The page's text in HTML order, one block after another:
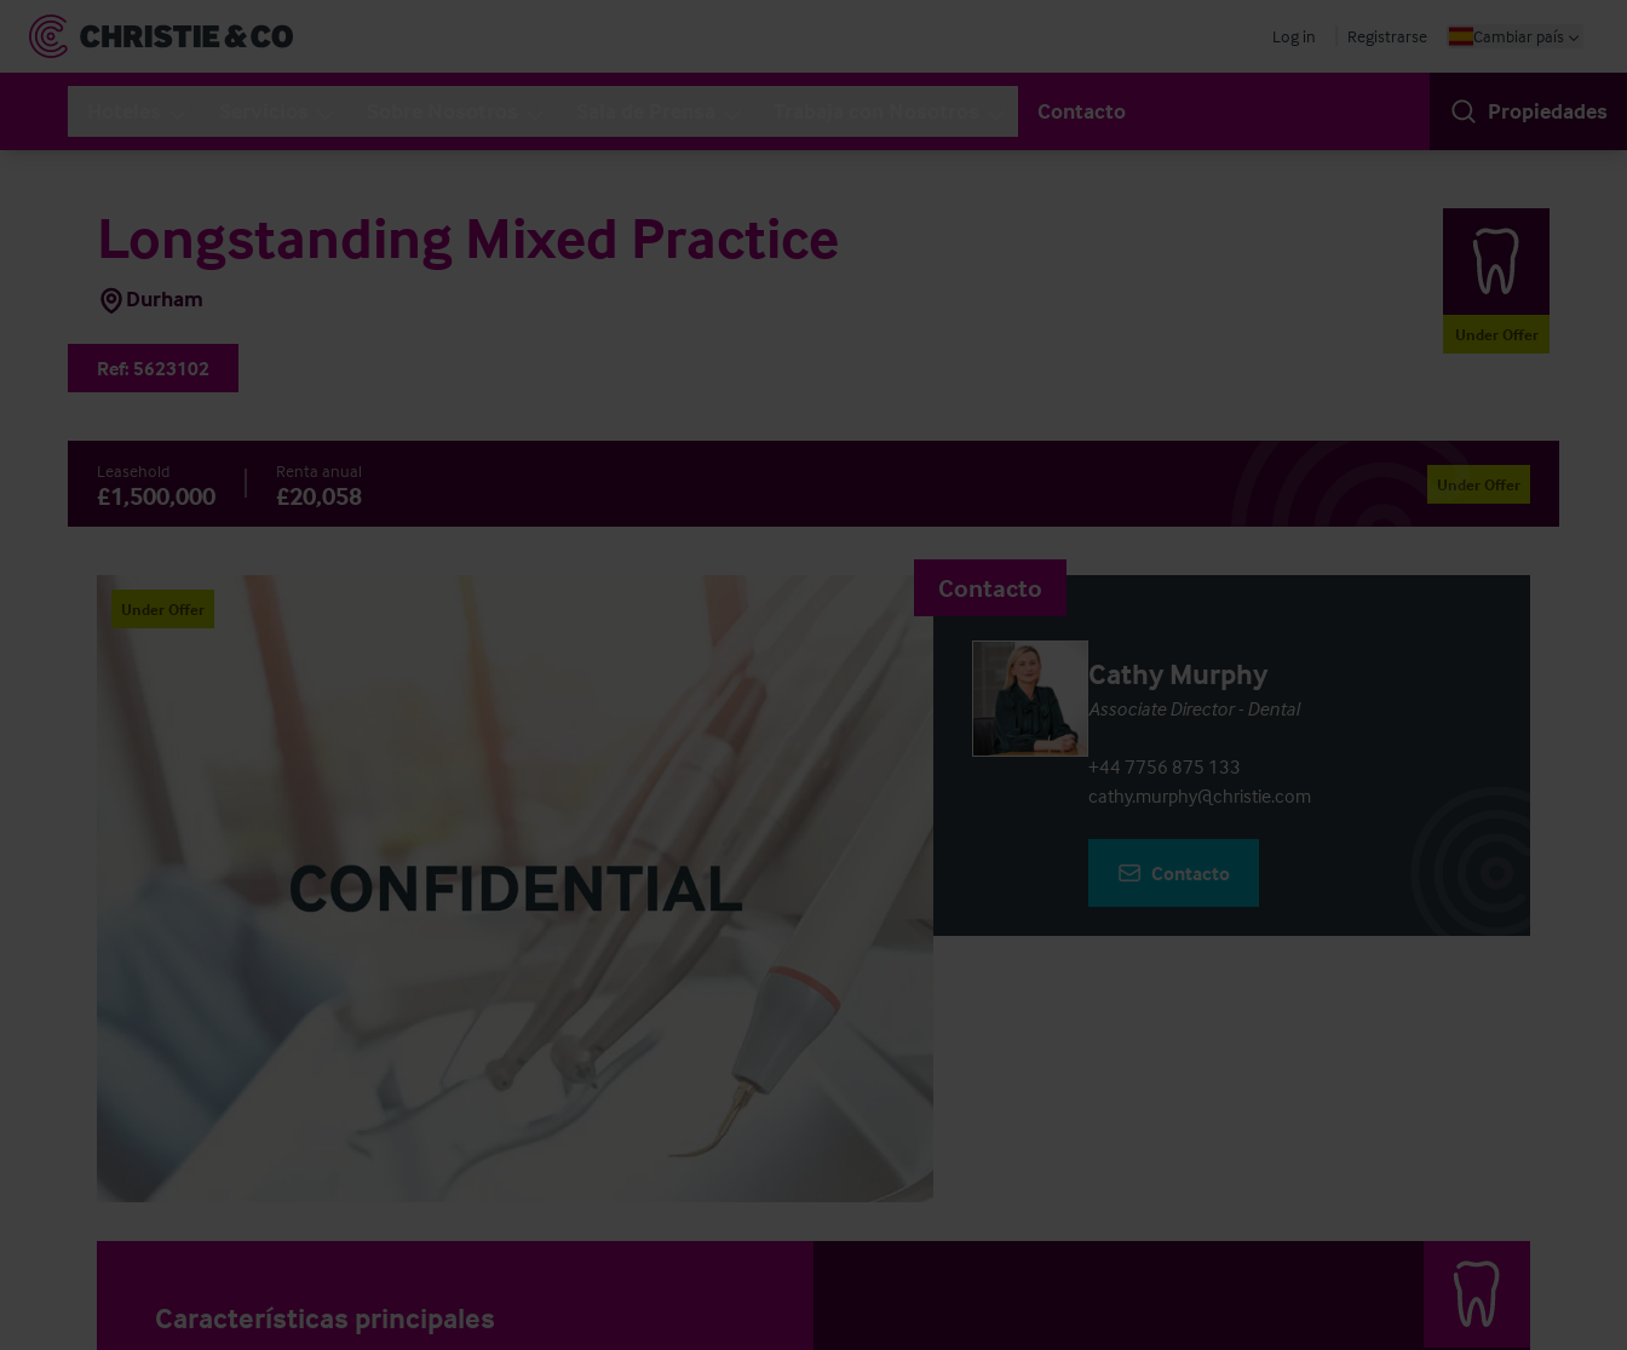
Log in Registrarse Cambiar país
Contacto Propiedades
Longstanding Mixed Practice
Durham
Ref: 5623102
Under Offer
Leasehold
£1,500,000
Renta anual
£20,058 Under Offer
Under Offer
Contacto
Cathy Murphy
Associate Director - Dental
+44 7756 875 133
cathy.murphy@christie.com
Contacto
Características principales